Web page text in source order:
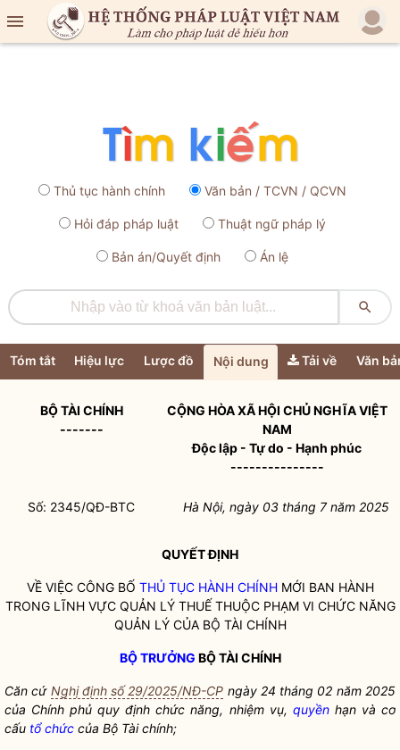

Thủ tục hành chính Văn bản / TCVN / QCVN
Hỏi đáp pháp luật Thuật ngữ pháp lý
Bản án/Quyết định Án lệ

Tóm tắt Hiệu lực Lược đồ Nội dung Tải về Văn
BỘ TÀI CHÍNH
-------
CỘNG HÒA XÃ HỘI CHỦ NGHĨA VIỆT
NAM
Độc lập - Tự do - Hạnh phúc
---------------
Số: 2345/QĐ-BTC Hà Nội, ngày 03 tháng 7 năm 2025
QUYẾT ĐỊNH
VỀ VIỆC CÔNG BỐ THỦ TỤC HÀNH CHÍNHMỚI BAN HÀNH
TRONG LĨNH VỰC QUẢN LÝ THUẾ THUỘC PHẠM VI CHỨC NĂNG
QUẢN LÝ CỦA BỘ TÀI CHÍNH
BỘ TRƯỞNG BỘ TÀI CHÍNH
Căn cứ Nghị định số 29/2025/NĐ-CP ngày 24 tháng 02 năm 2025
của Chính phủ quy định chức năng, nhiệm vụ, quyềnhạn và cơ
cấu tổ chức của Bộ Tài chính;